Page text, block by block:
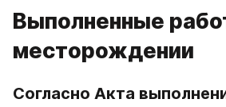
Выполненные
месторождении
Согласно Акта